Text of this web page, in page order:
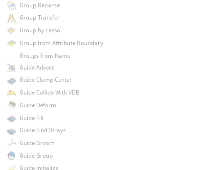
Group Rename
Group Transfer
Group by Lasso
Group from Attribute Boundary
Groups from Name
Guide Advect
Guide Clump Center
Guide Collide With VDB
Guide Deform
Guide Fill
Guide Find Strays
Guide Groom
Guide Group
Guide Initialize